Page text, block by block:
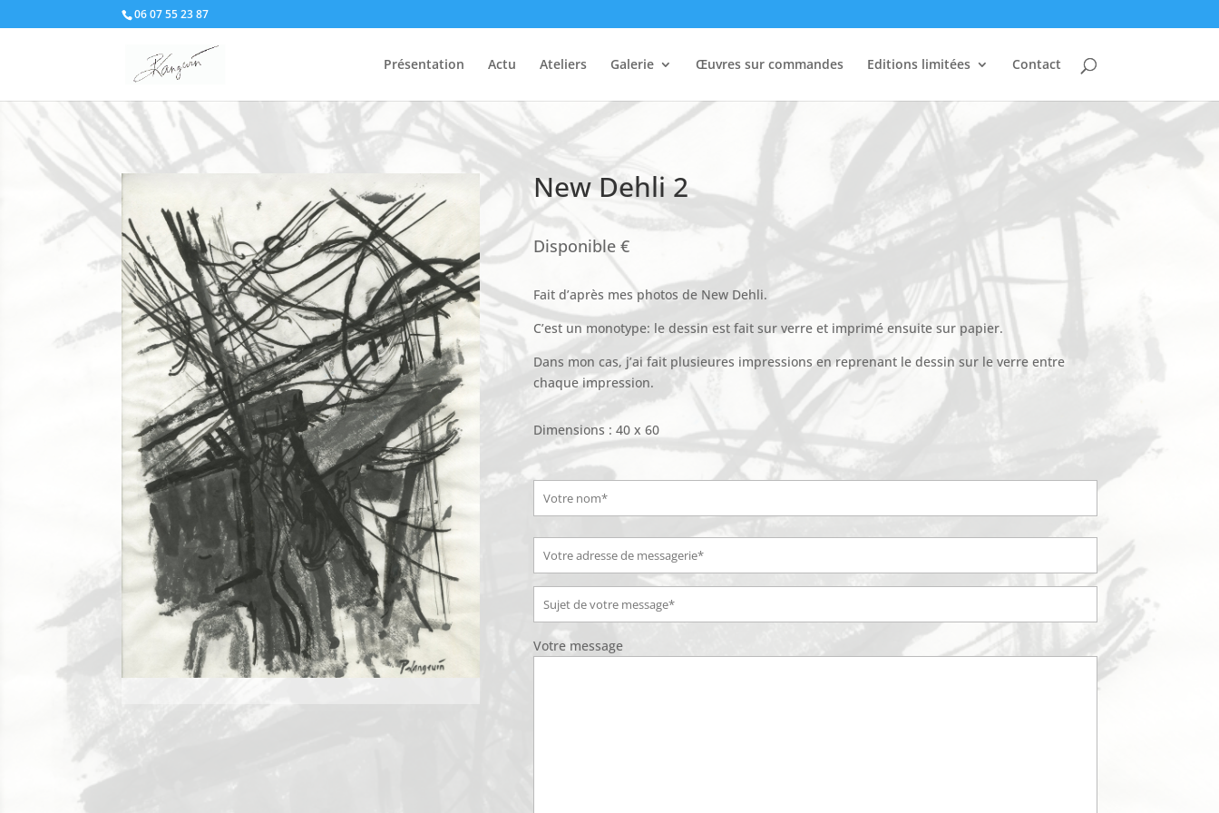
06 07 55 23 87
Présentation Actu Ateliers Galerie Œuvres sur commandes Editions limitées Contact
New Dehli 2
Disponible €
Fait d’après mes photos de New Dehli.
C’est un monotype: le dessin est fait sur verre et imprimé ensuite sur papier.
Dans mon cas, j’ai fait plusieures impressions en reprenant le dessin sur le verre entre
chaque impression.
Dimensions : 40 x 60
Votre message